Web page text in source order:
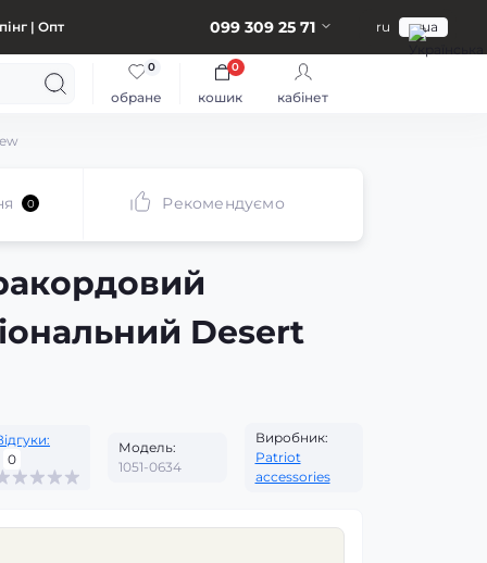
| Опт 099 309 25 71 ru ua
обране
0
кошик
0
кабінет
0 Рекомендуємо
Desert
0
Модель:
1051-0634
Виробник:
Patriot
accessories